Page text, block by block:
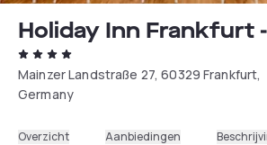
Holiday Inn Frankfurt
Mainzer Landstraße 27, 60329 Frankfurt,
Germany
Overzicht Aanbiedingen